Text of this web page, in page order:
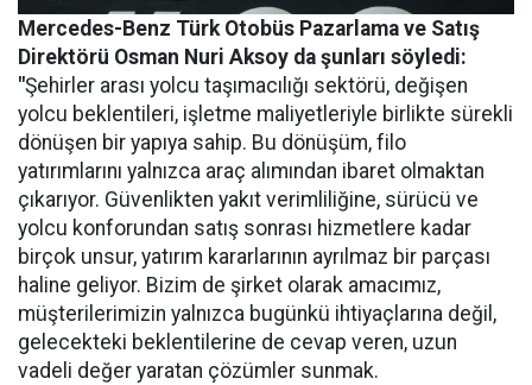
Mercedes-Benz Türk Otobüs Pazarlama ve Satış
Direktörü Osman Nuri Aksoy da şunları söyledi:
"Şehirler arası yolcu taşımacılığı sektörü, değişen
yolcu beklentileri, işletme maliyetleriyle birlikte sürekli
dönüşen bir yapıya sahip. Bu dönüşüm, filo
yatırımlarını yalnızca araç alımından ibaret olmaktan
çıkarıyor. Güvenlikten yakıt verimliliğine, sürücü ve
yolcu konforundan satış sonrası hizmetlere kadar
birçok unsur, yatırım kararlarının ayrılmaz bir parçası
haline geliyor. Bizim de şirket olarak amacımız,
müşterilerimizin yalnızca bugünkü ihtiyaçlarına değil,
gelecekteki beklentilerine de cevap veren, uzun
vadeli değer yaratan çözümler sunmak.